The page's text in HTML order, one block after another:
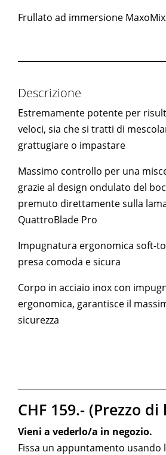
Frullato ad immersione
Descrizione
Estremamente potente per
veloci, sia che si tratti di
grattugiare o impastare
Massimo controllo per una
grazie al design ondulato del
premuto direttamente sulla
QuattroBlade Pro
Impugnatura ergonomica soft-
presa comoda e sicura
Corpo in acciaio inox con
ergonomica, garantisce il
sicurezza
CHF 159.- (Prezzo
Vieni a vederlo/a in negozio.
Fissa un appuntamento usando